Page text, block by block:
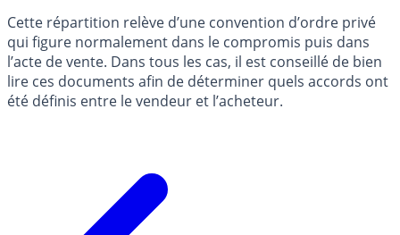
Cette répartition relève d’une convention d’ordre privé
qui figure normalement dans le compromis puis dans
l’acte de vente. Dans tous les cas, il est conseillé de bien
lire ces documents afin de déterminer quels accords ont
été définis entre le vendeur et l’acheteur.